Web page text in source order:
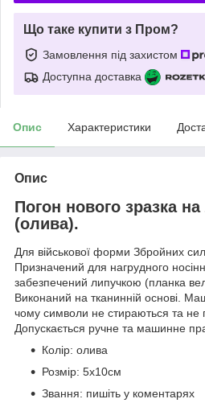
Що таке купити з Пром?
Замовлення під захистом
Доступна доставка
Опис Характеристики
Опис
Погон нового зразка
(олива).
Для військової форми Збройних
Призначений для нагрудного
забезпечений липучкою (планка
Виконаний на тканинній основі.
чому символи не стираються та не
Допускається ручне та машинне
Колір: олива
Розмір: 5х10см
Звання: пишіть у коментарях